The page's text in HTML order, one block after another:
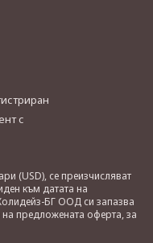
с
(USD), се преизчисляват
към датата на
БГ ООД си запазва
предложената оферта, за